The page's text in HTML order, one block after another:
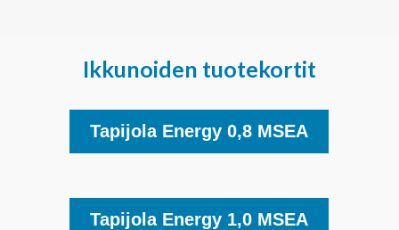
Ikkunoiden tuotekortit
Tapijola Energy 0,8 MSEA
Tapijola Energy 1,0 MSEA